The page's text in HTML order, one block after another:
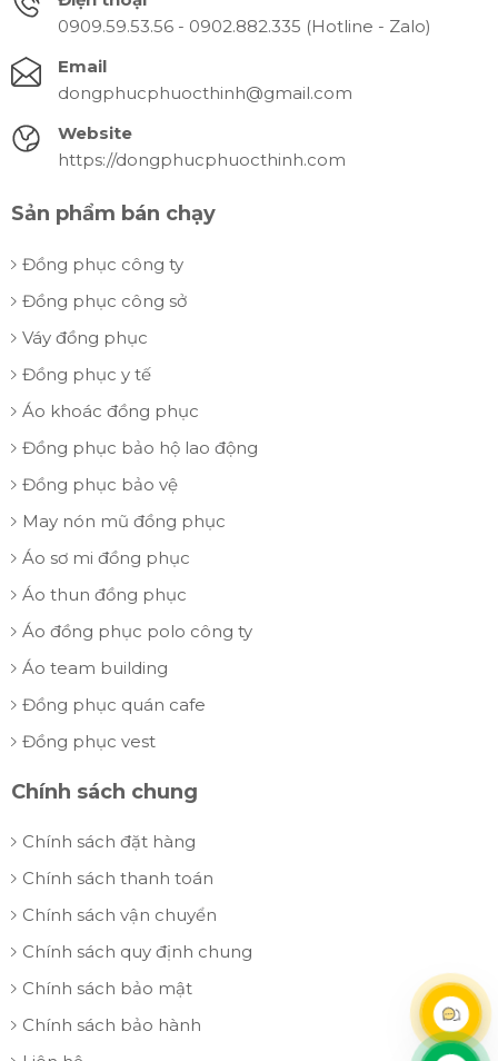
0909.59.53.56 - 0902.882.335 (Hotline - Zalo)
Email
dongphucphuocthinh@gmail.com
Website
https://dongphucphuocthinh.com
Sản phẩm bán chạy
Đồng phục công ty
Đồng phục công sở
Váy đồng phục
Đồng phục y tế
Áo khoác đồng phục
Đồng phục bảo hộ lao động
Đồng phục bảo vệ
May nón mũ đồng phục
Áo sơ mi đồng phục
Áo thun đồng phục
Áo đồng phục polo công ty
Áo team building
Đồng phục quán cafe
Đồng phục vest
Chính sách chung
Chính sách đặt hàng
Chính sách thanh toán
Chính sách vận chuyển
Chính sách quy định chung
Chính sách bảo mật
Chính sách bảo hành